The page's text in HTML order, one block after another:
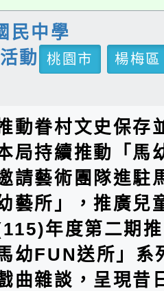
民中學
動
桃園市
楊梅區
動眷村文史保存
局持續推動「馬
請藝術團隊進駐
藝所」，推廣兒
年度第二期
幼FUN送所」系
曲雜談，呈現昔